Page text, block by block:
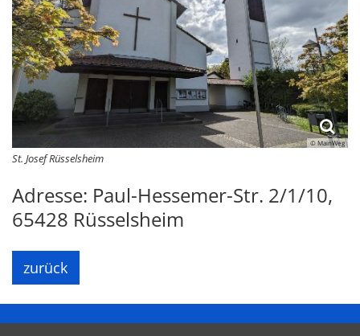
© MainWeg
St. Josef Rüsselsheim
Adresse: Paul-Hessemer-Str. 2/1/10,
65428 Rüsselsheim
zurück